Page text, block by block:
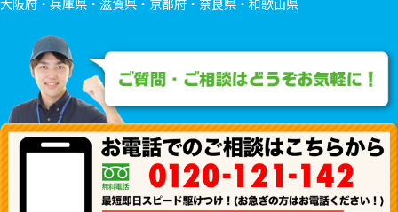
大阪府・兵庫県・滋賀県・京都府・奈良県・和歌山県